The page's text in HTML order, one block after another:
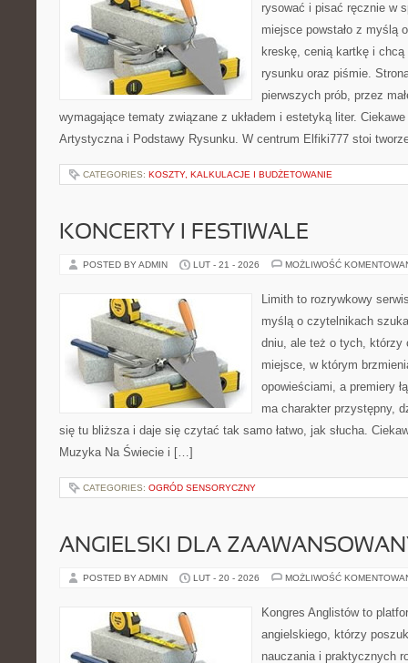
rysować i pisać ręcznie w
miejsce powstało z myślą
kreskę, cenią kartkę i chcą
rysunku oraz piśmie.
pierwszych prób, przez
wymagające tematy związane z układem i estetyką liter.
Artystyczna i Podstawy Rysunku. W centrum Elfiki777 stoi
CATEGORIES: KOSZTY, KALKULACJE I BUDŻETOWANIE
KONCERTY I FESTIWALE
POSTED BY ADMIN LUT - 21 - 2026 MOŻLIWOŚĆ
Limith to rozrywkowy
myślą o czytelnikach
dniu, ale też o tych, którzy
miejsce, w którym
opowieściami, a premiery
ma charakter przystępny,
się tu bliższa i daje się czytać tak samo łatwo, jak słucha.
Muzyka Na Świecie i […]
CATEGORIES: OGRÓD SENSORYCZNY
ANGIELSKI DLA
POSTED BY ADMIN LUT - 20 - 2026 MOŻLIWOŚĆ
Kongres Anglistów to
angielskiego, którzy
nauczania i praktycznych